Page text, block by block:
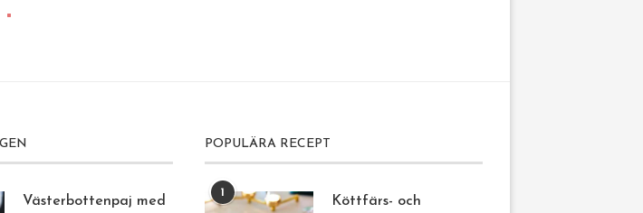
Västerbottenpaj med
POPULÄRA RECEPT
1
Köttfärs- och